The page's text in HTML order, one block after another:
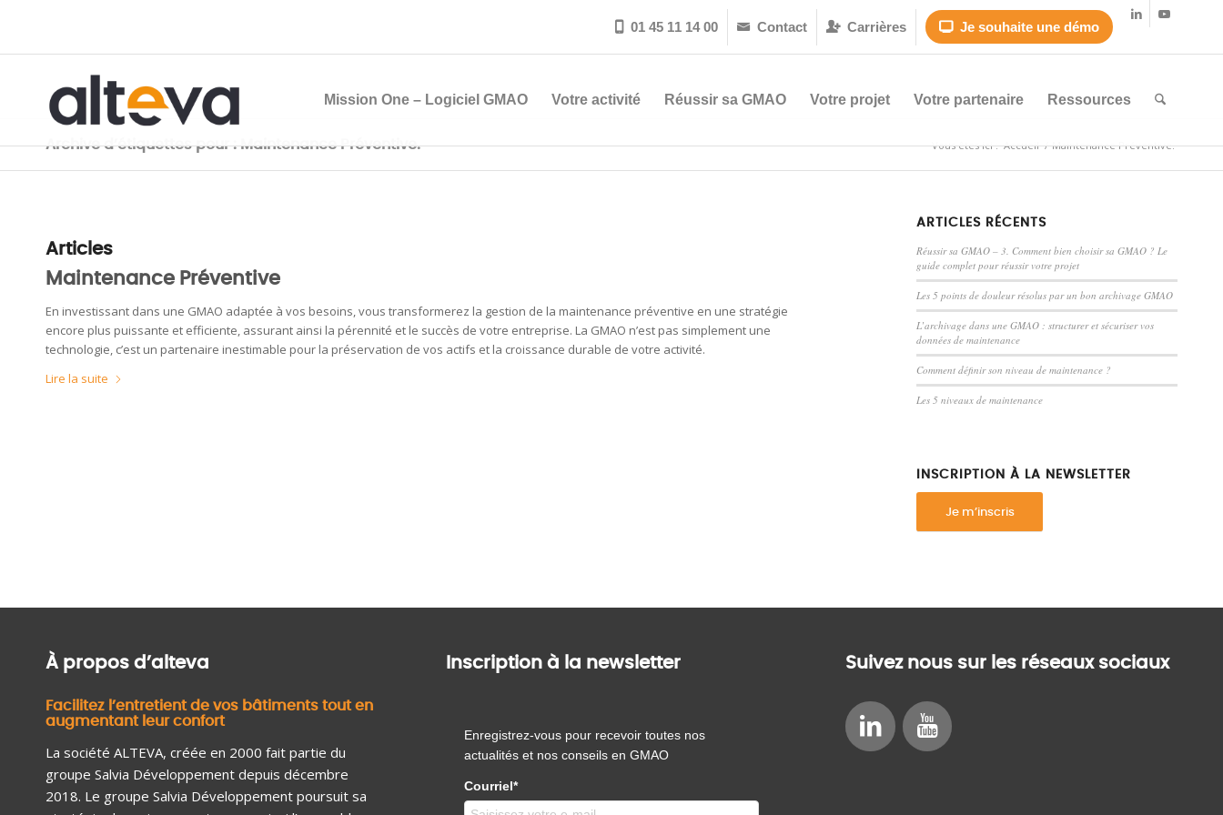
 01 45 11 14 00  Contact Carrières Je souhaite une démo
Mission One – Logiciel GMAO Votre activité Réussir sa GMAO Votre projet Votre partenaire Ressources
Archive d’étiquettes pour : Maintenance Préventive. Vous êtes ici : Accueil / Maintenance Préventive.
Articles
Maintenance Préventive
En investissant dans une GMAO adaptée à vos besoins, vous transformerez la gestion de la maintenance préventive en une stratégie
encore plus puissante et efficiente, assurant ainsi la pérennité et le succès de votre entreprise. La GMAO n’est pas simplement une
technologie, c’est un partenaire inestimable pour la préservation de vos actifs et la croissance durable de votre activité.
Lire la suite
ARTICLES RÉCENTS
Réussir sa GMAO – 3. Comment bien choisir sa GMAO ? Le
guide complet pour réussir votre projet
Les 5 points de douleur résolus par un bon archivage GMAO
L’archivage dans une GMAO : structurer et sécuriser vos
données de maintenance
Comment définir son niveau de maintenance ?
Les 5 niveaux de maintenance
INSCRIPTION À LA NEWSLETTER
Je m’inscris
À propos d’alteva
Facilitez l’entretient de vos bâtiments tout en
augmentant leur confort
La société ALTEVA, créée en 2000 fait partie du
groupe Salvia Développement depuis décembre
2018. Le groupe Salvia Développement poursuit sa
Inscription à la newsletter
Enregistrez-vous pour recevoir toutes nos
actualités et nos conseils en GMAO
Courriel*
Suivez nous sur les réseaux sociaux